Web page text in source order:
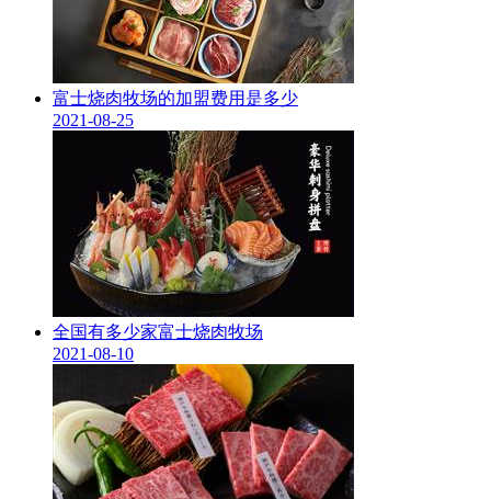
富士烧肉牧场的加盟费用是多少
2021-08-25
全国有多少家富士烧肉牧场
2021-08-10